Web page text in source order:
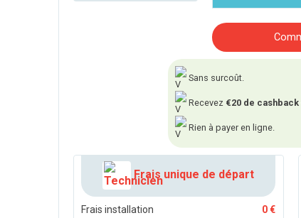
Sans surcoût.
Recevez €20 de cashback
Rien à payer en ligne.
Frais unique de départ
Frais installation 0 €